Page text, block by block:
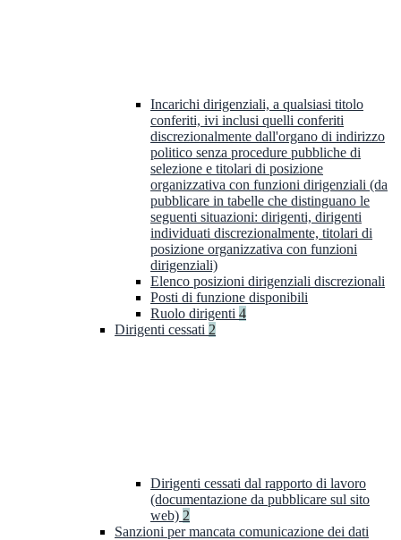
Incarichi dirigenziali, a qualsiasi titolo
conferiti, ivi inclusi quelli conferiti
discrezionalmente dall'organo di indirizzo
politico senza procedure pubbliche di
selezione e titolari di posizione
organizzativa con funzioni dirigenziali (da
pubblicare in tabelle che distinguano le
seguenti situazioni: dirigenti, dirigenti
individuati discrezionalmente, titolari di
posizione organizzativa con funzioni
dirigenziali)
Elenco posizioni dirigenziali discrezionali
Posti di funzione disponibili
Ruolo dirigenti 4
Dirigenti cessati 2
Dirigenti cessati dal rapporto di lavoro
(documentazione da pubblicare sul sito
web) 2
Sanzioni per mancata comunicazione dei dati